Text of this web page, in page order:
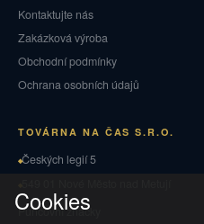
Kontaktujte nás
Zakázková výroba
Obchodní podmínky
Ochrana osobních údajů
TOVÁRNA NA ČAS S.R.O.
Českých legií 5
Puncovní značky
Cookies